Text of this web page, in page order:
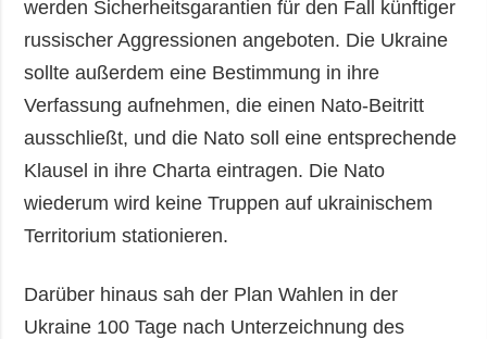
werden Sicherheitsgarantien für den Fall künftiger
russischer Aggressionen angeboten. Die Ukraine
sollte außerdem eine Bestimmung in ihre
Verfassung aufnehmen, die einen Nato-Beitritt
ausschließt, und die Nato soll eine entsprechende
Klausel in ihre Charta eintragen. Die Nato
wiederum wird keine Truppen auf ukrainischem
Territorium stationieren.
Darüber hinaus sah der Plan Wahlen in der
Ukraine 100 Tage nach Unterzeichnung des